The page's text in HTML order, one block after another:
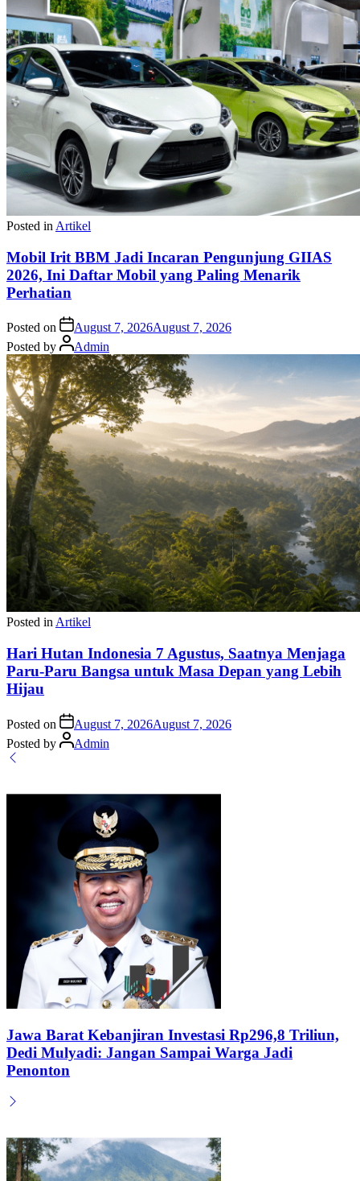
Posted in Artikel
Mobil Irit BBM Jadi Incaran Pengunjung GIIAS
2026, Ini Daftar Mobil yang Paling Menarik
Perhatian
Posted on August 7, 2026August 7, 2026
Posted by
Admin
Posted in Artikel
Hari Hutan Indonesia 7 Agustus, Saatnya Menjaga
Paru-Paru Bangsa untuk Masa Depan yang Lebih
Hijau
Posted on August 7, 2026August 7, 2026
Posted by
Admin
Jawa Barat Kebanjiran Investasi Rp296,8 Triliun,
Dedi Mulyadi: Jangan Sampai Warga Jadi
Penonton